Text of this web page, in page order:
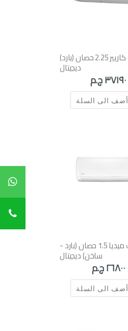
تكييف كاريير 2.25 حصان (بارد)
ديجيتال
٣٧١٩٠ ج.م
أضف الى السلة
تكييف ميديا 1.5 حصان (بارد -
ساخن) ديجيتال
٢٦٨٠٠ ج.م
أضف الى السلة